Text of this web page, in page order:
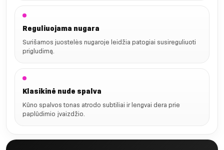
Reguliuojama nugara
Surišamos juostelės nugaroje leidžia patogiai susireguliuoti
prigludimą.
Klasikinė nude spalva
Kūno spalvos tonas atrodo subtiliai ir lengvai dera prie
paplūdimio įvaizdžio.